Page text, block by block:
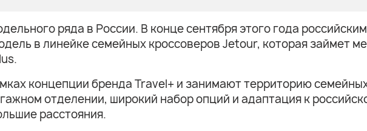
ряда в России. В конце сентября этого года
в линейке семейных кроссоверов Jetour, которая займет
концепции бренда Travel+ и занимают территорию
отделении, широкий набор опций и адаптация к
расстояния.